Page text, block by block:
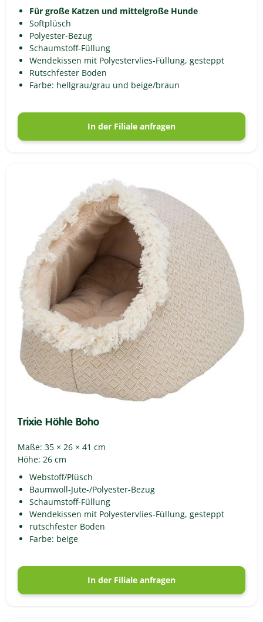
Für große Katzen und mittelgroße Hunde
Softplüsch
Polyester-Bezug
Schaumstoff-Füllung
Wendekissen mit Polyestervlies-Füllung, gesteppt
Rutschfester Boden
Farbe: hellgrau/grau und beige/braun
In der Filiale anfragen
Trixie Höhle Boho
Maße: 35 × 26 × 41 cm
Höhe: 26 cm
Webstoff/Plüsch
Baumwoll-Jute-/Polyester-Bezug
Schaumstoff-Füllung
Wendekissen mit Polyestervlies-Füllung, gesteppt
rutschfester Boden
Farbe: beige
In der Filiale anfragen